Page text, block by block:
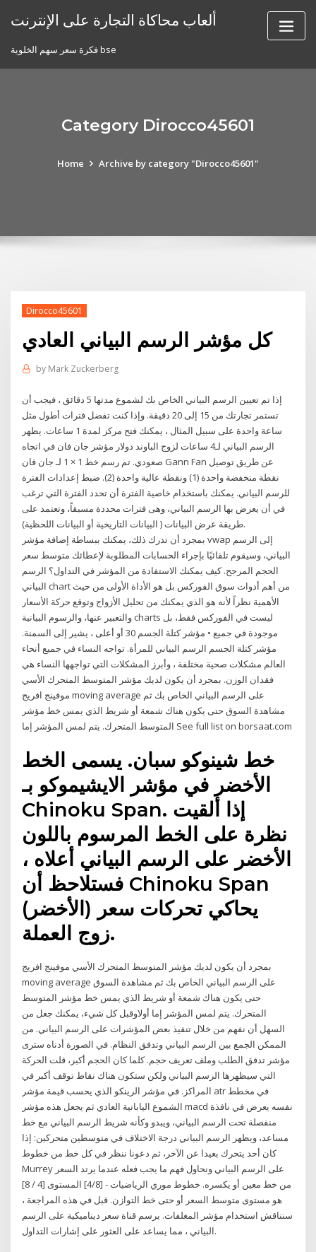
ألعاب محاكاة التجارة على الإنترنت
فكرة سعر سهم الخلوية bse
Category Dirocco45601
Home Archive by category "Dirocco45601"
Dirocco45601
كل مؤشر الرسم البياني العادي
by Mark Zuckerberg
إذا تم تعيين الرسم البياني الخاص بك لشموع مدتها 5 دقائق ، فيجب أن
تستمر تجارتك من 15 إلى 20 دقيقة. وإذا كنت تفضل فترات أطول مثل
ساعة واحدة على سبيل المثال ، يمكنك فتح مركز لمدة 1 ساعات. يظهر
الرسم البياني لـ4 ساعات لزوج الباوند دولار مؤشر جان فان في اتجاه
صعودي. تم رسم خط 1 × 1 لـ جان فان Gann Fan عن طريق توصيل
نقطة منخفضة واحدة (1) ونقطة عالية واحدة (2). ضبط إعدادات الفترة
للرسم البياني. يمكنك باستخدام خاصية الفترة أن تحدد الفترة التي ترغب
في أن يعرض بها الرسم البياني، وهى فترات محددة مسبقاً، وتعتمد على
طريقة عرض البيانات ( البيانات التاريخية أو البيانات اللحظية).
بمجرد أن تدرك ذلك، يمكنك ببساطة إضافة مؤشر vwap إلى الرسم
البياني، وسيقوم تلقائيًا بإجراء الحسابات المطلوبة لإعطائك متوسط سعر
الحجم المرجح. كيف يمكنك الاستفادة من المؤشر في التداول؟ الرسم
البياني chart من أهم أدوات سوق الفوركس بل هو الأداة الأولى من حيث
الأهمية نظراً لأنه هو الذي يمكنك من تحليل الأزواج وتوقع حركة الأسعار
والتعبير عنها، والرسوم البيانية charts ليست في الفوركس فقط، بل
موجودة في جميع • مؤشر كتلة الجسم 30 أو أعلى ، يشير إلى السمنة.
مؤشر كتلة الجسم الرسم البياني للمرأة. تواجه النساء في جميع أنحاء
العالم مشكلات صحية مختلفة ، وأبرز المشكلات التي تواجهها النساء هي
فقدان الوزن. بمجرد أن يكون لديك مؤشر المتوسط المتحرك الأسي
موفينج افريج moving average على الرسم البياني الخاص بك ثم
مشاهدة السوق حتى يكون هناك شمعة أو شريط الذي يمس خط مؤشر
المتوسط المتحرك. يتم لمس المؤشر إما See full list on borsaat.com
خط شينوكو سبان. يسمى الخط
الأخضر في مؤشر الايشيموكو بـ
Chinoku Span. إذا ألقيت
نظرة على الخط المرسوم باللون
الأخضر على الرسم البياني أعلاه ،
فستلاحظ أن Chinoku Span
(الأخضر) يحاكي تحركات سعر
زوج العملة.
بمجرد أن يكون لديك مؤشر المتوسط المتحرك الأسي موفينج افريج
moving average على الرسم البياني الخاص بك ثم مشاهدة السوق
حتى يكون هناك شمعة أو شريط الذي يمس خط مؤشر المتوسط
المتحرك. يتم لمس المؤشر إما أولاوقبل كل شيء، يمكنك جعل من
السهل أن نفهم من خلال تنفيذ بعض المؤشرات على الرسم البياني. من
الممكن الجمع بين الرسم البياني وتدفق النظام. في الصورة أدناه سترى
مؤشر تدفق الطلب وملف تعريف حجم. كلما كان الحجم أكبر، قلت الحركة
التي سيظهرها الرسم البياني ولكن ستكون هناك نقاط توقف أكبر في
المراكز. في مؤشر الرينكو الذي يحسب قيمة مؤشر atr في مخطط
الشموع اليابانية العادي ثم يجعل هذه مؤشر macd نفسه يعرض في نافذة
منفصلة تحت الرسم البياني، ويبدو وكأنه شريط الرسم البياني مع خط
مساعد، ويظهر الرسم البياني درجة الاختلاف في متوسطين متحركين: إذا
كان أحد يتحرك بعيدا عن الآخر، ثم دعونا ننظر في كل خط من خطوط
Murrey على الرسم البياني ونحاول فهم ما يجب فعله عندما يرتد السعر
من خط معين أو يكسره. خطوط موري الرياضيات - [4/8] المستوى [4 / 8]
هو مستوى متوسط السعر أو حتى خط التوازن. قبل في هذه المراجعة ،
سنناقش استخدام مؤشر المغلفات. يرسم قناة سعر ديناميكية على الرسم
البياني ، مما يساعد على العثور على إشارات التداول.